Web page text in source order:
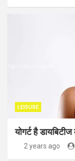
LEISURE
योगर्ट है
2 years ago